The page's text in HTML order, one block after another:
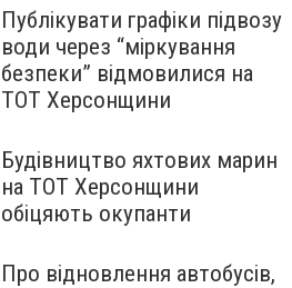
Публікувати графіки підвозу
води через “міркування
безпеки” відмовилися на
ТОТ Херсонщини
Будівництво яхтових марин
на ТОТ Херсонщини
обіцяють окупанти
Про відновлення автобусів,